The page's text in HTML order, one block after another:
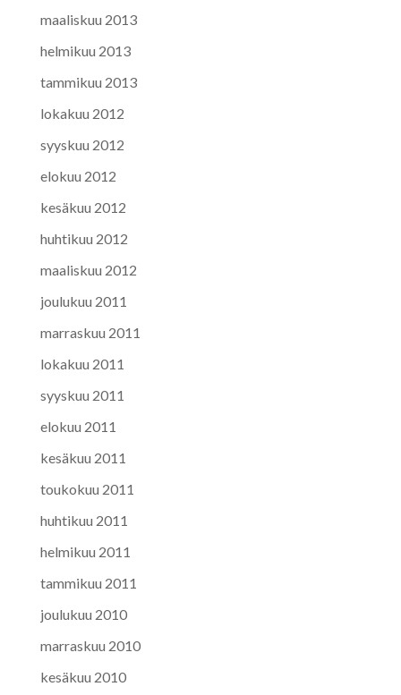
maaliskuu 2013
helmikuu 2013
tammikuu 2013
lokakuu 2012
syyskuu 2012
elokuu 2012
kesäkuu 2012
huhtikuu 2012
maaliskuu 2012
joulukuu 2011
marraskuu 2011
lokakuu 2011
syyskuu 2011
elokuu 2011
kesäkuu 2011
toukokuu 2011
huhtikuu 2011
helmikuu 2011
tammikuu 2011
joulukuu 2010
marraskuu 2010
kesäkuu 2010